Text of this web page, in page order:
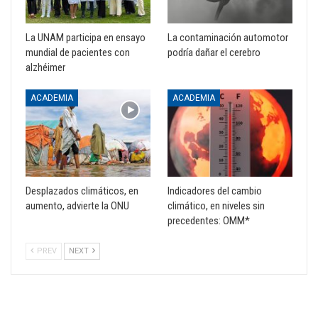
La UNAM participa en ensayo
mundial de pacientes con
alzhéimer
La contaminación automotor
podría dañar el cerebro
ACADEMIA
Desplazados climáticos, en
aumento, advierte la ONU
ACADEMIA
Indicadores del cambio
climático, en niveles sin
precedentes: OMM*
PREV NEXT